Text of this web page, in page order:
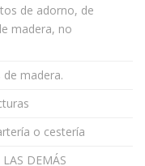
de adorno, de
madera, no
madera.
o cestería
DEMÁS